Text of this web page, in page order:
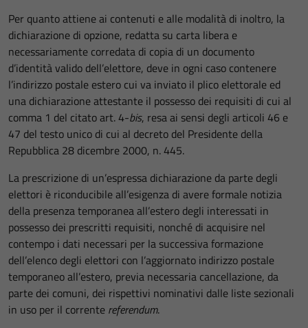
Per quanto attiene ai contenuti e alle modalità di inoltro, la
dichiarazione di opzione, redatta su carta libera e
necessariamente corredata di copia di un documento
d’identità valido dell’elettore, deve in ogni caso contenere
l’indirizzo postale estero cui va inviato il plico elettorale ed
una dichiarazione attestante il possesso dei requisiti di cui al
comma 1 del citato art. 4-bis, resa ai sensi degli articoli 46 e
47 del testo unico di cui al decreto del Presidente della
Repubblica 28 dicembre 2000, n. 445.
La prescrizione di un’espressa dichiarazione da parte degli
elettori è riconducibile all’esigenza di avere formale notizia
della presenza temporanea all’estero degli interessati in
possesso dei prescritti requisiti, nonché di acquisire nel
contempo i dati necessari per la successiva formazione
dell’elenco degli elettori con l’aggiornato indirizzo postale
temporaneo all’estero, previa necessaria cancellazione, da
parte dei comuni, dei rispettivi nominativi dalle liste sezionali
in uso per il corrente referendum.